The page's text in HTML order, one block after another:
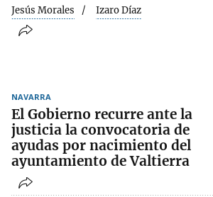
Jesús Morales Izaro Díaz
NAVARRA
El Gobierno recurre ante la
justicia la convocatoria de
ayudas por nacimiento del
ayuntamiento de Valtierra